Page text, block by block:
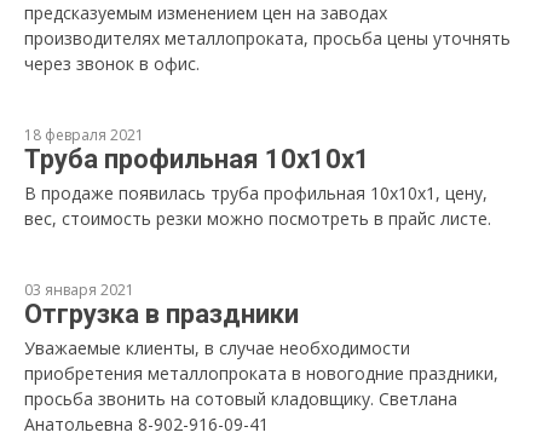
предсказуемым изменением цен на заводах
производителях металлопроката, просьба цены уточнять
через звонок в офис.
18 февраля 2021
Труба профильная 10х10х1
В продаже появилась труба профильная 10х10х1, цену,
вес, стоимость резки можно посмотреть в прайс листе.
03 января 2021
Отгрузка в праздники
Уважаемые клиенты, в случае необходимости
приобретения металлопроката в новогодние праздники,
просьба звонить на сотовый кладовщику. Светлана
Анатольевна 8-902-916-09-41